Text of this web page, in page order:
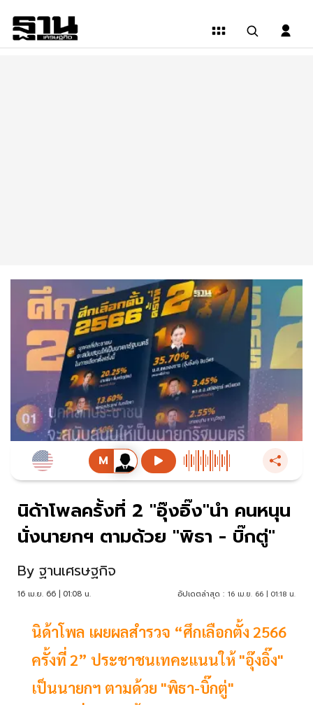
นิด้าโพลครั้งที่ 2 "อุ๊งอิ๊ง"นำ คนหนุน
นั่งนายกฯ ตามด้วย "พิธา - บิ๊กตู่"
By ฐานเศรษฐกิจ
16 เม.ย. 66 | 01:08 น. อัปเดตล่าสุด : 16 เม.ย. 66 | 01:18 น.
นิด้าโพล เผยผลสำรวจ “ศึกเลือกตั้ง 2566
ครั้งที่ 2” ประชาชนเทคะแนนให้ "อุ๊งอิ๊ง"
เป็นนายกฯ ตามด้วย "พิธา-บิ๊กตู่"